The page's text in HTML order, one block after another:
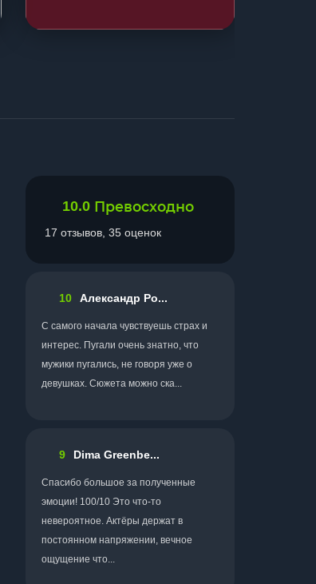
10.0 Превосходно
17 отзывов, 35 оценок
10 Александр Ро...
С самого начала чувствуешь страх и
интерес. Пугали очень знатно, что
мужики пугались, не говоря уже о
девушках. Сюжета можно ска...
9 Dima Greenbe...
Спасибо большое за полученные
эмоции! 100/10 Это что-то
невероятное. Актёры держат в
постоянном напряжении, вечное
ощущение что...